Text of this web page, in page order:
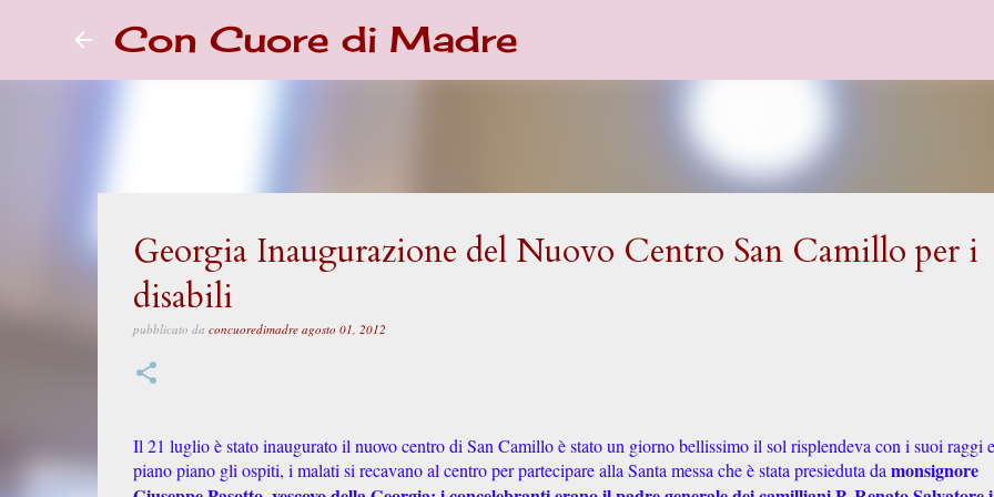
Con Cuore di Madre
Georgia Inaugurazione del Nuovo Centro San Camillo per i
disabili
pubblicato da concuoredimadre agosto 01, 2012
Il 21 luglio è stato inaugurato il nuovo centro di San Camillo è stato un giorno bellissimo il sol risplendeva con i suoi raggi e
piano piano gli ospiti, i malati si recavano al centro per partecipare alla Santa messa che è stata presieduta da monsignore